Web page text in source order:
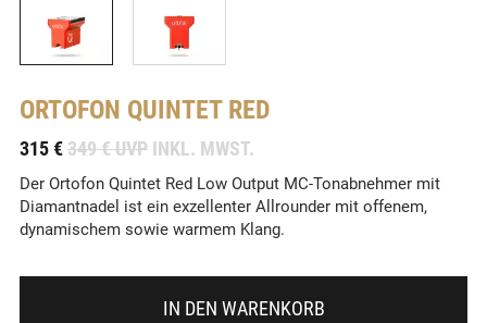
ORTOFON QUINTET RED
315 €349 € UVP INKL. MWST.
Der Ortofon Quintet Red Low Output MC-Tonabnehmer mit
Diamantnadel ist ein exzellenter Allrounder mit offenem,
dynamischem sowie warmem Klang.
IN DEN WARENKORB